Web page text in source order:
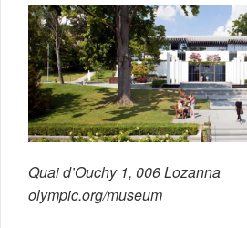
Quai d’Ouchy 1, 006 Lozanna
olympic.org/museum